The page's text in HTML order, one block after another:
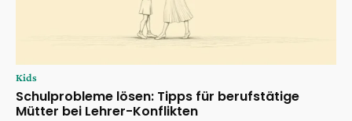
Kids
Schulprobleme lösen: Tipps für berufstätige
Mütter bei Lehrer-Konflikten